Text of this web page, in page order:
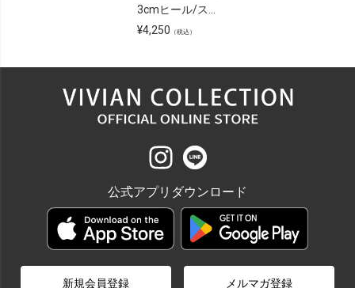
3cmヒール/スクエアトゥローヒールストレッチミドルブーツ
¥4,250 （税込）
公式アプリダウンロード
新規会員登録 メルマガ登録